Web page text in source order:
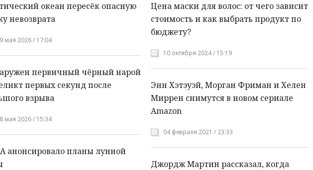
океан пересёк опасную
невозврата
мая 2026 / 17:04
первичный чёрный нарой
первых секунд после
взрыва
мая 2026 / 15:34
анонсировало планы лунной
Цена маски для волос: от чего зависит
стоимость и как выбрать продукт по
бюджету?
10 октября 2024 / 15:19
Энн Хэтэуэй, Морган Фриман и Хелен
Миррен снимутся в новом сериале
Amazon
04 февраля 2021 / 23:33
Джордж Мартин рассказал, когда